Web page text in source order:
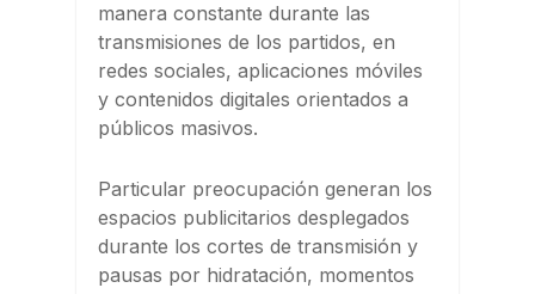
manera constante durante las
transmisiones de los partidos, en
redes sociales, aplicaciones móviles
y contenidos digitales orientados a
públicos masivos.
Particular preocupación generan los
espacios publicitarios desplegados
durante los cortes de transmisión y
pausas por hidratación, momentos